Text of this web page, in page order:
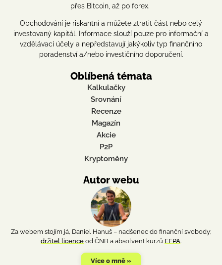
přes Bitcoin, až po forex.
Obchodování je riskantní a můžete ztratit část nebo celý
investovaný kapitál. Informace slouží pouze pro informační a
vzdělávací účely a nepředstavují jakýkoliv typ finančního
poradenství a/nebo investičního doporučení.
Oblíbená témata
Kalkulačky
Srovnání
Recenze
Magazín
Akcie
P2P
Kryptoměny
Autor webu
Za webem stojím já, Daniel Hanuš – nadšenec do finanční svobody;
držitel licence od ČNB a absolvent kurzů EFPA.
Více o mně »